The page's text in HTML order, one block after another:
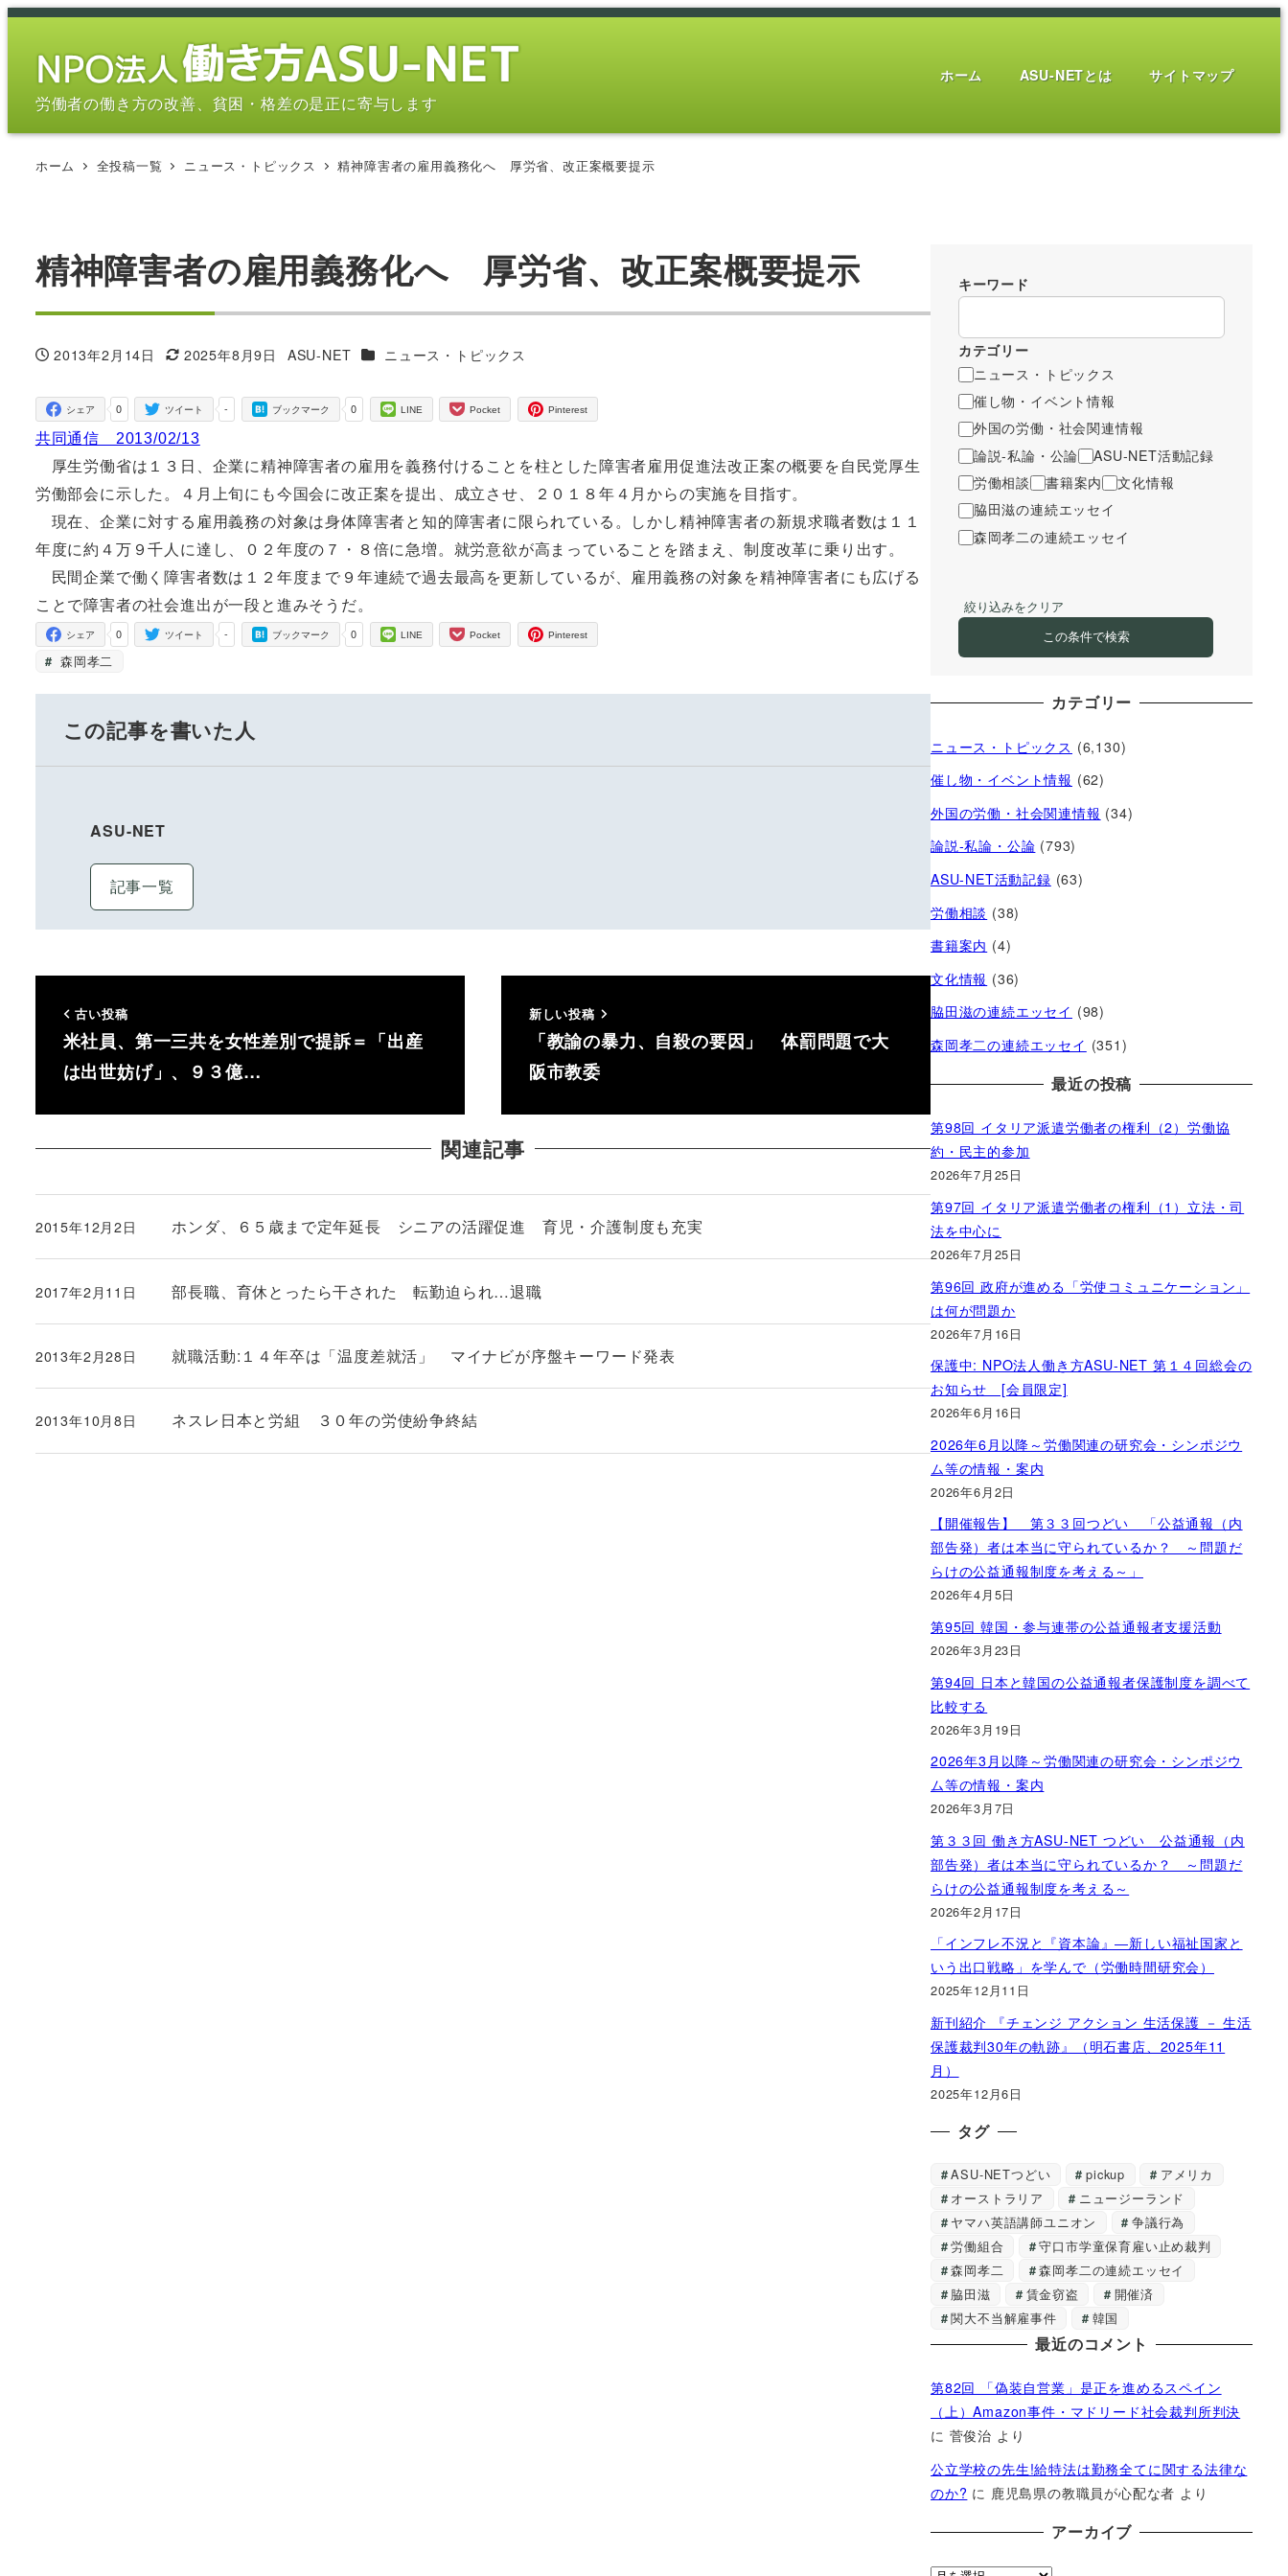
メ
労働者の働き方の改善、貧困・格差の是正に寄与します
ホーム ASU-NETとは サイトマップ
ホーム 全投稿一覧 ニュース・トピックス 精神障害者の雇用義務化へ 厚労省、改正案概要提示
精神障害者の雇用義務化へ 厚労省、改正案概要提示
投稿日
2013年2月14日
更新日
2025年8月9日
著
ASU-NET カテゴリー
ニュース・トピックス
0
シェア -
ツイート 0
ブックマーク LINE Pocket Pinterest
共同通信 2013/02/13
厚生労働省は１３日、企業に精神障害者の雇用を義務付けることを柱とした障害者雇用促進法改正案の概要を自民党厚生
労働部会に示した。４月上旬にも今国会に改正案を提出、成立させ、２０１８年４月からの実施を目指す。
現在、企業に対する雇用義務の対象は身体障害者と知的障害者に限られている。しかし精神障害者の新規求職者数は１１
年度に約４万９千人に達し、０２年度の７・８倍に急増。就労意欲が高まっていることを踏まえ、制度改革に乗り出す。
民間企業で働く障害者数は１２年度まで９年連続で過去最高を更新しているが、雇用義務の対象を精神障害者にも広げる
ことで障害者の社会進出が一段と進みそうだ。
0
シェア -
ツイート 0
ブックマーク LINE Pocket Pinterest
森岡孝二
この記事を書いた人
ASU-NET
記事一覧
古い投稿
米社員、第一三共を女性差別で提訴＝「出産
は出世妨げ」、９３億…
新しい投稿
「教諭の暴力、自殺の要因」 体罰問題で大
阪市教委
関連記事
ホンダ、６５歳まで定年延長 シニアの活躍促進 育児・介護制度も充実
投稿日
2015年12月2日
部長職、育休とったら干された 転勤迫られ…退職
投稿日
2017年2月11日
就職活動:１４年卒は「温度差就活」 マイナビが序盤キーワード発表
投稿日
2013年2月28日
ネスレ日本と労組 ３０年の労使紛争終結
投稿日
2013年10月8日
キーワード
カテゴリー
ニュース・トピックス
催し物・イベント情報
外国の労働・社会関連情報
論説-私論・公論
ASU-NET活動記録
労働相談
書籍案内
文化情報
脇田滋の連続エッセイ
森岡孝二の連続エッセイ
絞り込みをクリア
この条件で検索
カテゴリー
ニュース・トピックス (6,130)
催し物・イベント情報 (62)
外国の労働・社会関連情報 (34)
論説-私論・公論 (793)
ASU-NET活動記録 (63)
労働相談 (38)
書籍案内 (4)
文化情報 (36)
脇田滋の連続エッセイ (98)
森岡孝二の連続エッセイ (351)
最近の投稿
第98回 イタリア派遣労働者の権利（2）労働協
約・民主的参加
2026年7月25日
第97回 イタリア派遣労働者の権利（1）立法・司
法を中心に
2026年7月25日
第96回 政府が進める「労使コミュニケーション」
は何が問題か
2026年7月16日
保護中: NPO法人働き方ASU-NET 第１４回総会の
お知らせ [会員限定]
2026年6月16日
2026年6月以降～労働関連の研究会・シンポジウ
ム等の情報・案内
2026年6月2日
【開催報告】 第３３回つどい 「公益通報（内
部告発）者は本当に守られているか？ ～問題だ
らけの公益通報制度を考える～」
2026年4月5日
第95回 韓国・参与連帯の公益通報者支援活動
2026年3月23日
第94回 日本と韓国の公益通報者保護制度を調べて
比較する
2026年3月19日
2026年3月以降～労働関連の研究会・シンポジウ
ム等の情報・案内
2026年3月7日
第３３回 働き方ASU-NET つどい 公益通報（内
部告発）者は本当に守られているか？ ～問題だ
らけの公益通報制度を考える～
2026年2月17日
「インフレ不況と『資本論』―新しい福祉国家と
いう出口戦略」を学んで（労働時間研究会）
2025年12月11日
新刊紹介 『チェンジ アクション 生活保護 － 生活
保護裁判30年の軌跡』（明石書店、2025年11
月）
2025年12月6日
タグ
ASU-NETつどい pickup
アメリカ
オーストラリア
ニュージーランド
ヤマハ英語講師ユニオン
争議行為
労働組合
守口市学童保育雇い止め裁判
森岡孝二
森岡孝二の連続エッセイ
脇田滋
賃金窃盗
開催済
関大不当解雇事件
韓国
最近のコメント
第82回 「偽装自営業」是正を進めるスペイン
（上）Amazon事件・マドリード社会裁判所判決
に 菅俊治 より
公立学校の先生!給特法は勤務全てに関する法律な
のか? に 鹿児島県の教職員が心配な者 より
アーカイブ